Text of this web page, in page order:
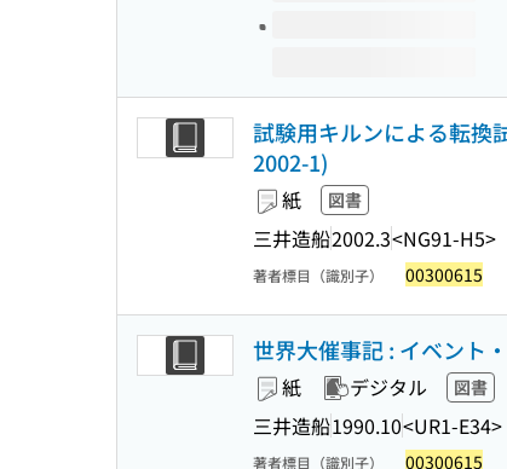
試験用キルンによる転換
2002-1)
紙 図書
三井造船2002.3<NG91-H5>
著者標目（識別子） 00300615
世界大催事記 : イベント
紙 デジタル 図書
三井造船1990.10<UR1-E34>
著者標目（識別子） 00300615